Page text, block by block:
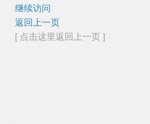
继续访问
返回上一页
[ 点击这里返回上一页 ]